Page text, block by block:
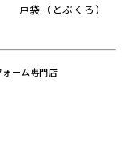
戸袋（とぶくろ）
ーム専門店